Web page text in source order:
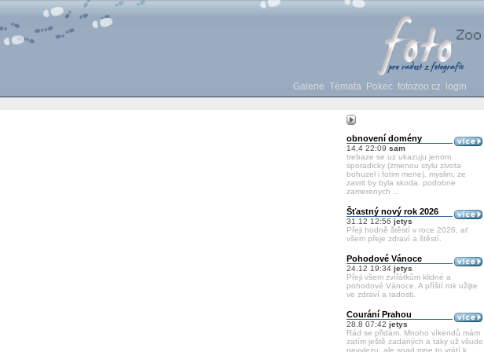
Galerie Témata Pokec fotozoo.cz login
obnovení domény
14.4 22:09 sam
trebaze se uz ukazuju jenom
sporadicky (zmenou stylu zivota
bohuzel i fotim mene), myslim, ze
zavrit by byla skoda. podobne
zamerenych ...
Šťastný nový rok 2026
31.12 12:56 jetys
Přeji hodně štěstí v roce 2026, ať
všem přeje zdraví a štěstí.
Pohodové Vánoce
24.12 19:34 jetys
Přeji všem zvířátkům klidné a
pohodové Vánoce. A příští rok užijte
ve zdraví a radosti.
Courání Prahou
28.8 07:42 jetys
Rád se přidám. Mnoho víkendů mám
zatím ještě zadaných a taky už všude
nevylezu, ale snad mne to vrátí k ...